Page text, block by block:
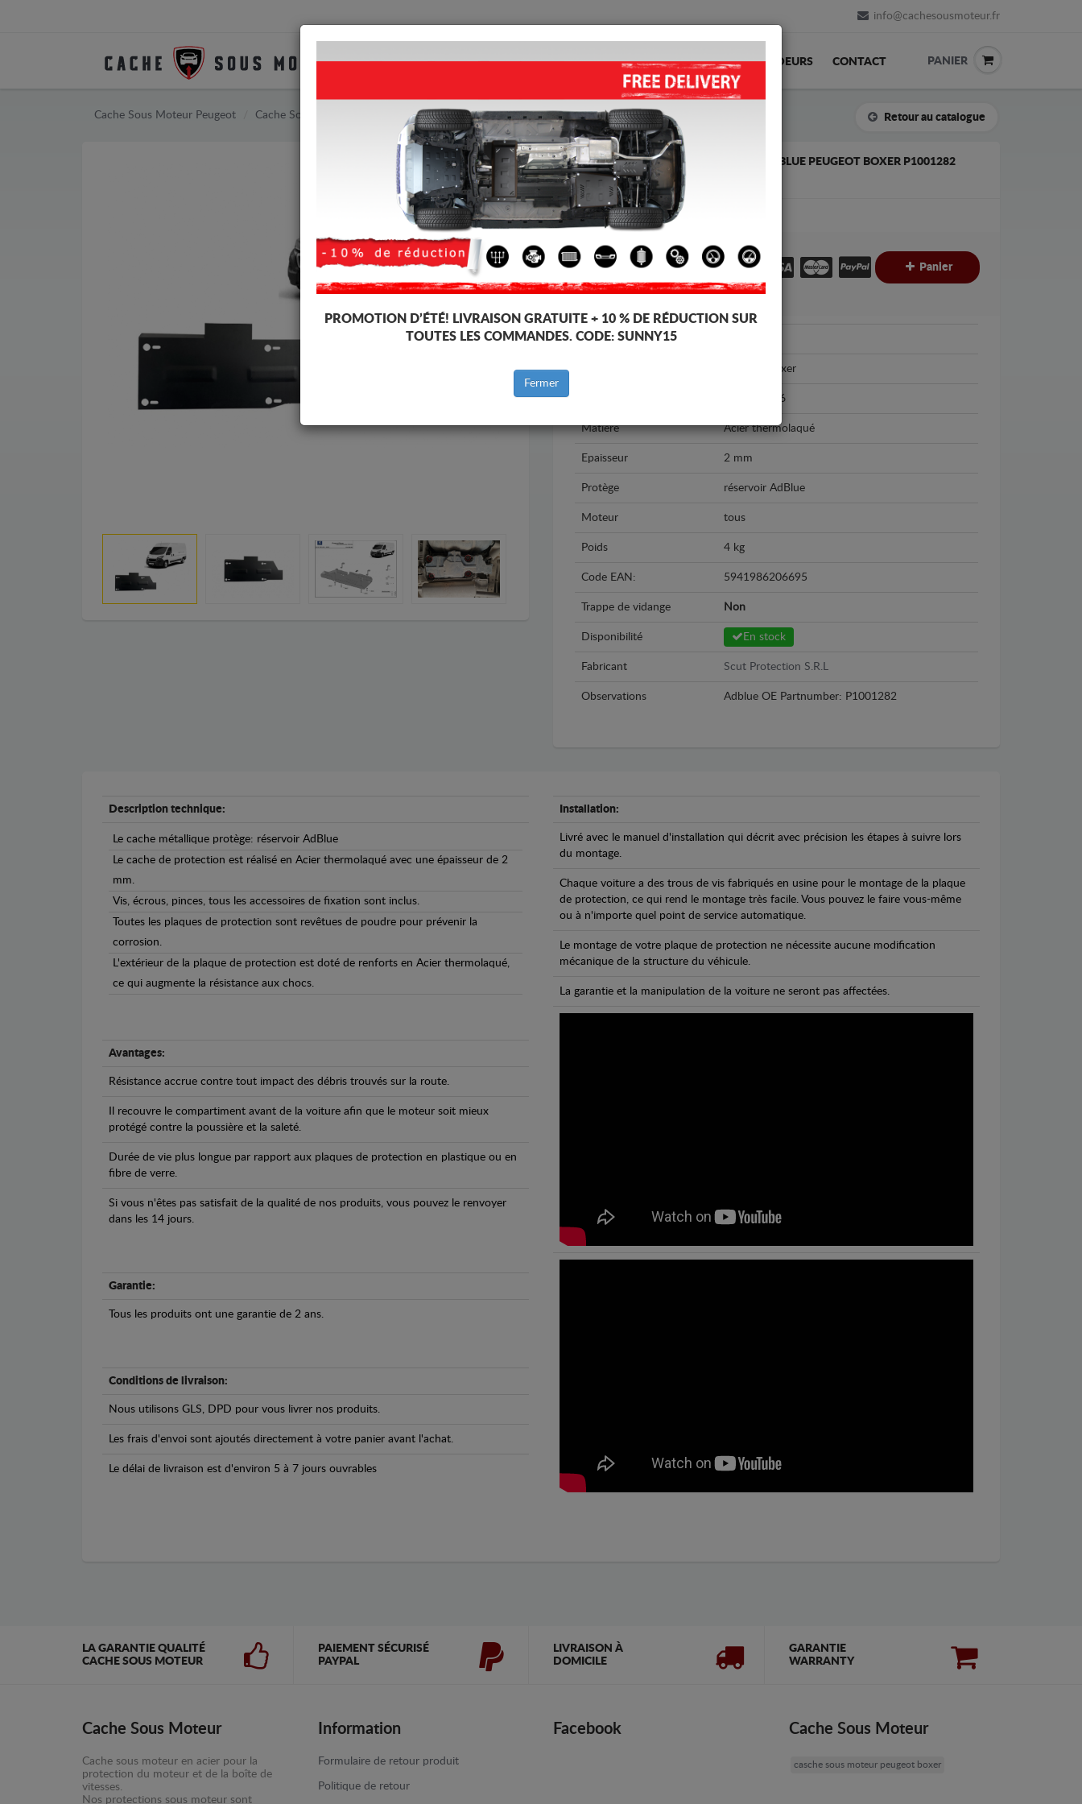
info@cachesousmoteur.fr
PROTECTION ACCUEIL LIVRAISON AVIS REVENDEURS CONTACT PANIER
Cache Sous Moteur Peugeot Cache Sous Moteur Peugeot Boxer Retour au catalogue
CACHE DE PROTECTION RÉSERVOIR ADBLUE PEUGEOT BOXER P1001282
(2016-2026)
Code d'article: 98.027
179 €
172€
TTC
Panier
Marque
Peugeot Boxer
2016 - 2026
Matière Acier thermolaqué
Epaisseur 2 mm
Protège réservoir AdBlue
Moteur tous
Poids 4 kg
Code EAN: 5941986206695
Trappe de vidange Non
Disponibilité En stock
Fabricant Scut Protection S.R.L
Observations Adblue OE Partnumber: P1001282
Description technique:
Le cache métallique protège: réservoir AdBlue
Le cache de protection est réalisé en Acier thermolaqué avec une épaisseur de 2
mm.
Vis, écrous, pinces, tous les accessoires de fixation sont inclus.
Toutes les plaques de protection sont revêtues de poudre pour prévenir la
corrosion.
L'extérieur de la plaque de protection est doté de renforts en Acier thermolaqué,
ce qui augmente la résistance aux chocs.
Avantages:
Résistance accrue contre tout impact des débris trouvés sur la route.
Il recouvre le compartiment avant de la voiture afin que le moteur soit mieux
protégé contre la poussière et la saleté.
Durée de vie plus longue par rapport aux plaques de protection en plastique ou en
fibre de verre.
Si vous n'êtes pas satisfait de la qualité de nos produits, vous pouvez le renvoyer
dans les 14 jours.
Garantie:
Tous les produits ont une garantie de 2 ans.
Conditions de livraison:
Nous utilisons GLS, DPD pour vous livrer nos produits.
Les frais d'envoi sont ajoutés directement à votre panier avant l'achat.
Le délai de livraison est d'environ 5 à 7 jours ouvrables
Installation:
Livré avec le manuel d'installation qui décrit avec précision les étapes à suivre lors
du montage.
Chaque voiture a des trous de vis fabriqués en usine pour le montage de la plaque
de protection, ce qui rend le montage très facile. Vous pouvez le faire vous-même
ou à n'importe quel point de service automatique.
Le montage de votre plaque de protection ne nécessite aucune modification
mécanique de la structure du véhicule.
La garantie et la manipulation de la voiture ne seront pas affectées.
LA GARANTIE QUALITÉ
CACHE SOUS MOTEUR
PAIEMENT SÉCURISÉ
PAYPAL
LIVRAISON À
DOMICILE
GARANTIE
WARRANTY
Cache Sous Moteur
Cache sous moteur en acier pour la
protection du moteur et de la boîte de
vitesses.
Nos protections sous moteur sont
Information
Formulaire de retour produit
Politique de retour
Facebook Cache Sous Moteur
casche sous moteur peugeot boxer
PROMOTION D’ÉTÉ! LIVRAISON GRATUITE + 10 % DE RÉDUCTION SUR
TOUTES LES COMMANDES. CODE: SUNNY15
Fermer